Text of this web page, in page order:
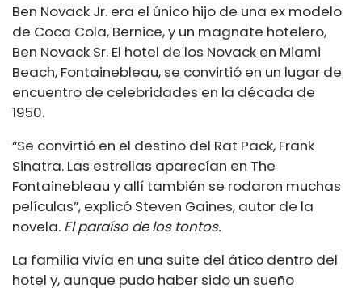
Ben Novack Jr. era el único hijo de una ex modelo
de Coca Cola, Bernice, y un magnate hotelero,
Ben Novack Sr. El hotel de los Novack en Miami
Beach, Fontainebleau, se convirtió en un lugar de
encuentro de celebridades en la década de
1950.
“Se convirtió en el destino del Rat Pack, Frank
Sinatra. Las estrellas aparecían en The
Fontainebleau y allí también se rodaron muchas
películas”, explicó Steven Gaines, autor de la
novela. El paraíso de los tontos.
La familia vivía en una suite del ático dentro del
hotel y, aunque pudo haber sido un sueño